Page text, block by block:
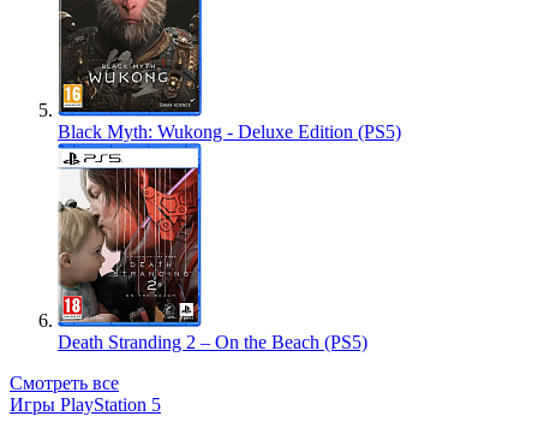
Black Myth: Wukong - Deluxe Edition (PS5)
Death Stranding 2 – On the Beach (PS5)
Смотреть все
Игры PlayStation 5